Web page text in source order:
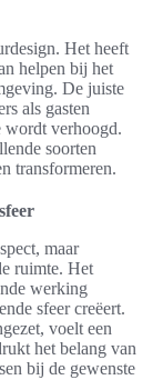
Het heeft
helpen bij het
De juiste
als gasten
wordt verhoogd.
soorten
transformeren.
maar
ruimte. Het
werking
sfeer creëert.
voelt een
het belang van
bij de gewenste